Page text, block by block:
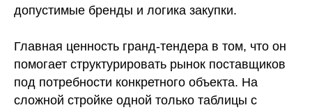
допустимые бренды и логика закупки.
Главная ценность гранд-тендера в том, что он
помогает структурировать рынок поставщиков
под потребности конкретного объекта. На
сложной стройке одной только таблицы с